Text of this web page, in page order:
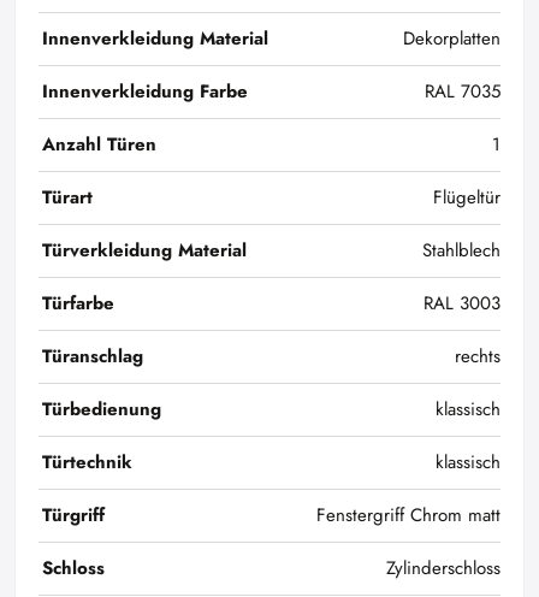
Innenverkleidung Material
Dekorplatten
Innenverkleidung Farbe
RAL 7035
Anzahl Türen
1
Türart
Flügeltür
Türverkleidung Material
Stahlblech
Türfarbe
RAL 3003
Türanschlag
rechts
Türbedienung
klassisch
Türtechnik
klassisch
Türgriff
Fenstergriff Chrom matt
Schloss
Zylinderschloss